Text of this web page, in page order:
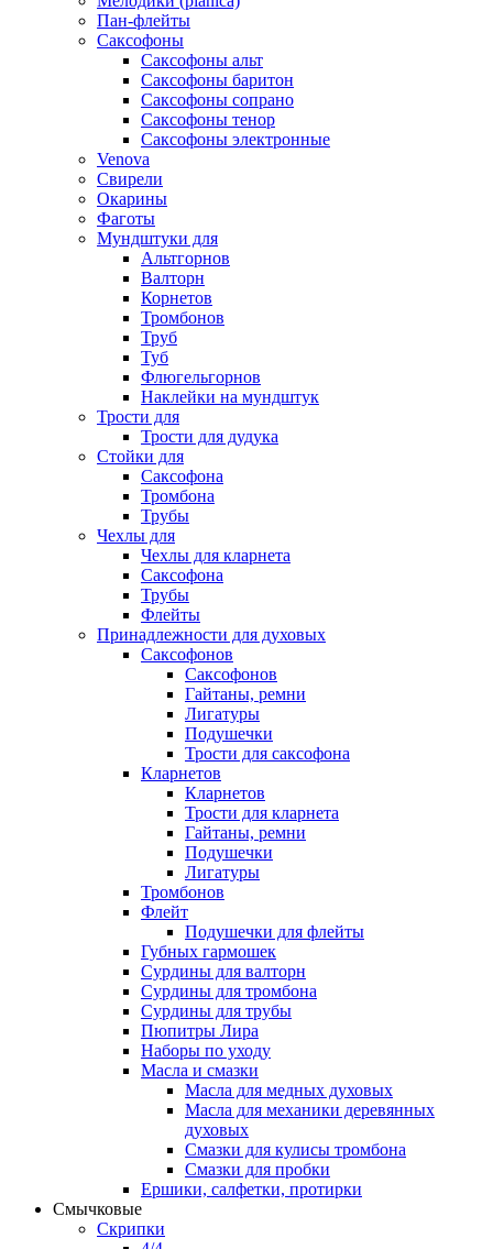
Пан-флейты
Саксофоны
Саксофоны альт
Саксофоны баритон
Саксофоны сопрано
Саксофоны тенор
Саксофоны электронные
Venova
Свирели
Окарины
Фаготы
Мундштуки для
Альтгорнов
Валторн
Корнетов
Тромбонов
Труб
Туб
Флюгельгорнов
Наклейки на мундштук
Трости для
Трости для дудука
Стойки для
Саксофона
Тромбона
Трубы
Чехлы для
Чехлы для кларнета
Саксофона
Трубы
Флейты
Принадлежности для духовых
Саксофонов
Саксофонов
Гайтаны, ремни
Лигатуры
Подушечки
Трости для саксофона
Кларнетов
Кларнетов
Трости для кларнета
Гайтаны, ремни
Подушечки
Лигатуры
Тромбонов
Флейт
Подушечки для флейты
Губных гармошек
Сурдины для валторн
Сурдины для тромбона
Сурдины для трубы
Пюпитры Лира
Наборы по уходу
Масла и смазки
Масла для медных духовых
Масла для механики деревянных
духовых
Смазки для кулисы тромбона
Смазки для пробки
Ершики, салфетки, протирки
Смычковые
Скрипки